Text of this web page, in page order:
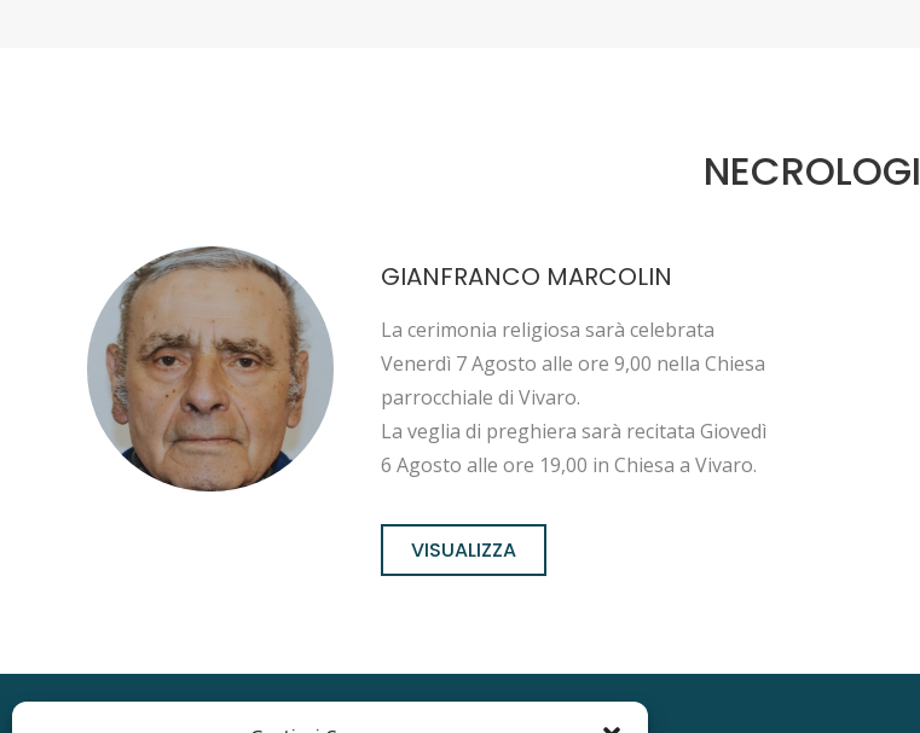
NECROLOGI
GIANFRANCO MARCOLIN
La cerimonia religiosa sarà celebrata
Venerdì 7 Agosto alle ore 9,00 nella Chiesa
parrocchiale di Vivaro.
La veglia di preghiera sarà recitata Giovedì
6 Agosto alle ore 19,00 in Chiesa a Vivaro.
VISUALIZZA